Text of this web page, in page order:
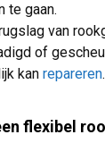
te gaan.
van
of
kan repareren.
flexibel